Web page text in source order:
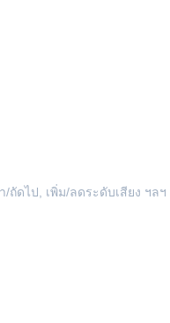
ดไป, เพิ่ม/ลดระดับเสียง ฯลฯ